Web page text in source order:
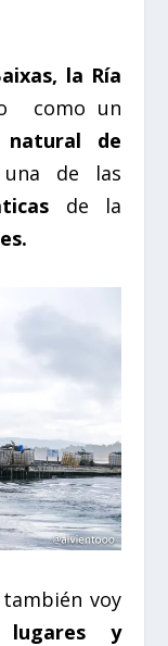
la Ría
como un
natural de
de las
de la
también voy
y